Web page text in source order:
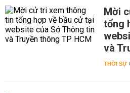
Mời
tổng
và
THỜI SỰ